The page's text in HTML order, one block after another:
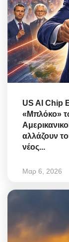
US AI Chip
«Μπλόκο»
αλλάζουν
νέος...
Μαρ 6, 2026